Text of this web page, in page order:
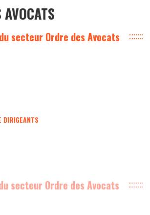
secteur Ordre des Avocats
DIRIGEANTS
secteur Ordre des Avocats